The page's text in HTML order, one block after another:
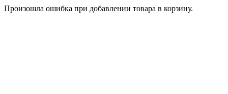
Произошла ошибка при добавлении товара в корзину.